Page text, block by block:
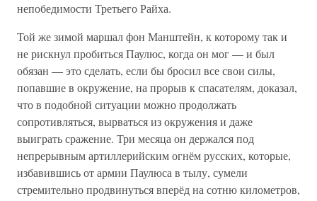
непобедимости Третьего Райха.
Той же зимой маршал фон Манштейн, к которому так и
не рискнул пробиться Паулюс, когда он мог — и был
обязан — это сделать, если бы бросил все свои силы,
попавшие в окружение, на прорыв к спасателям, доказал,
что в подобной ситуации можно продолжать
сопротивляться, вырваться из окружения и даже
выиграть сражение. Три месяца он держался под
непрерывным артиллерийским огнём русских, которые,
избавившись от армии Паулюса в тылу, сумели
стремительно продвинуться вперёд на сотню километров,